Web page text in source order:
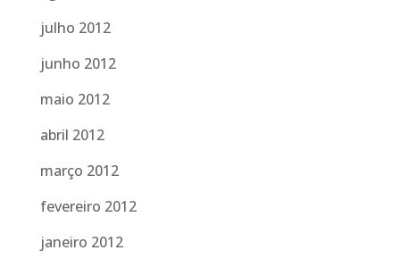
julho 2012
junho 2012
maio 2012
abril 2012
março 2012
fevereiro 2012
janeiro 2012